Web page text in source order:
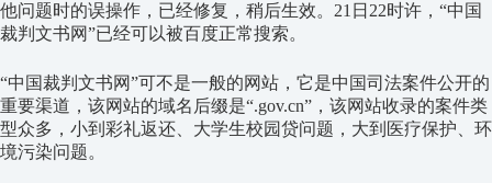
他问题时的误操作，已经修复，稍后生效。21日22时许，“中国
裁判文书网”已经可以被百度正常搜索。
“中国裁判文书网”可不是一般的网站，它是中国司法案件公开的
重要渠道，该网站的域名后缀是“.gov.cn”，该网站收录的案件类
型众多，小到彩礼返还、大学生校园贷问题，大到医疗保护、环
境污染问题。